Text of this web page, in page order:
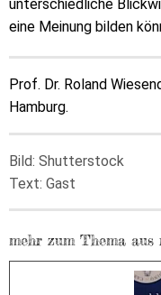
unterschiedliche
eine Meinung bilden
Prof. Dr. Roland
Hamburg.
Bild: Shutterstock
Text: Gast
mehr zum Thema aus